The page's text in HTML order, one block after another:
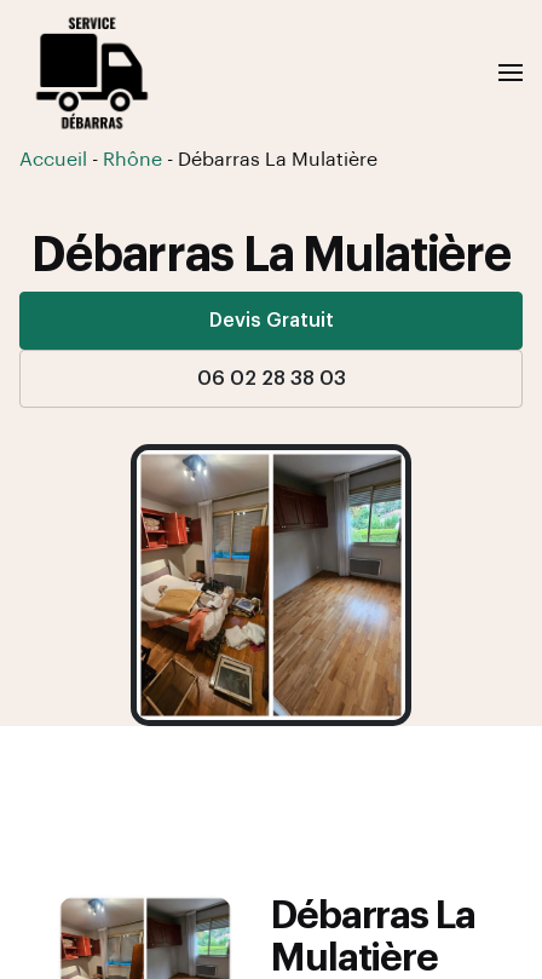
Accueil - Rhône - Débarras La Mulatière
Débarras La Mulatière
Devis Gratuit
06 02 28 38 03
Débarras La
Mulatière